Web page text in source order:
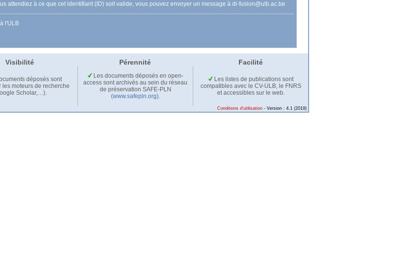
attendiez à ce que cet identifiant (ID) soit valide, vous pouvez envoyer un message à di-fusion@ulb.ac.be
l'ULB
Visibilité Pérennité Facilité
déposés sont
les moteurs de recherche
Scholar,…).
Les documents déposés en open-
access sont archivés au sein du réseau
de préservation SAFE-PLN
(www.safepln.org).
Les listes de publications sont
compatibles avec le CV-ULB, le FNRS
et accessibles sur le web.
Conditions d'utilisation - Version : 4.1 (2019)